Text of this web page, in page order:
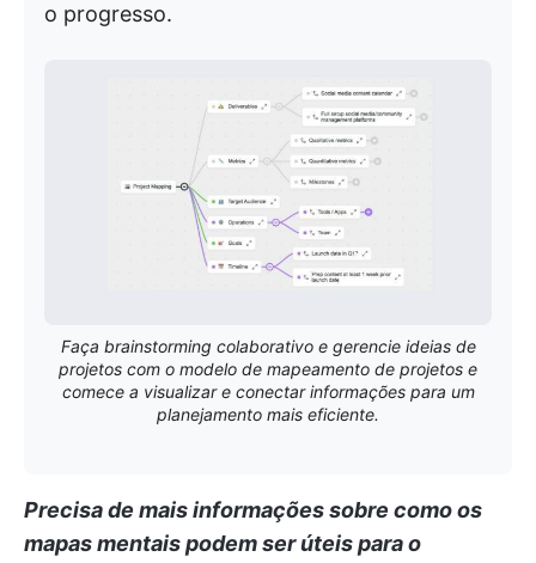
o progresso.
Faça brainstorming colaborativo e gerencie ideias de
projetos com o modelo de mapeamento de projetos e
comece a visualizar e conectar informações para um
planejamento mais eficiente.
Precisa de mais informações sobre como os
mapas mentais podem ser úteis para o